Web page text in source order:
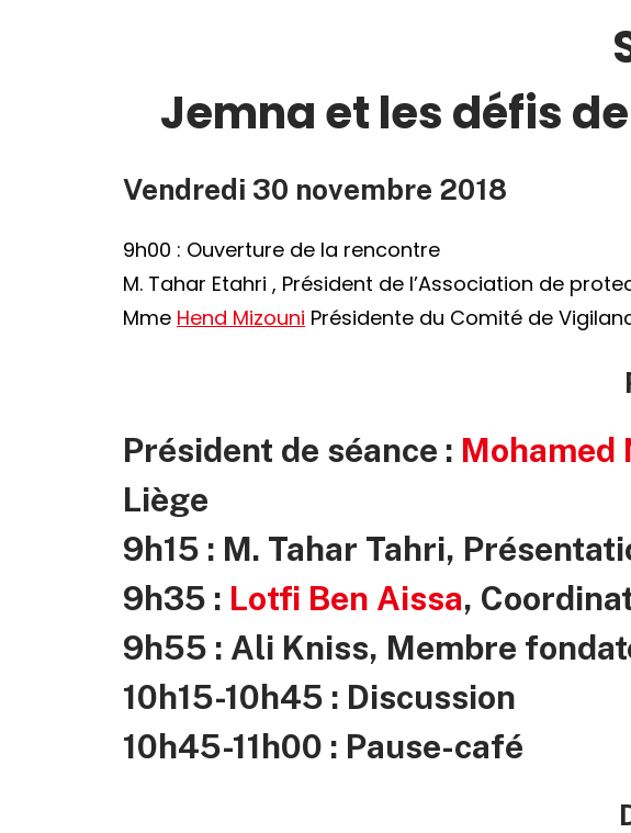
Jemna et les défis
Vendredi 30 novembre 2018
9h00 : Ouverture de la rencontre
M. Tahar Etahri , Président de l’Association de
Mme Hend Mizouni Présidente du Comité de
Président de séance : Mohamed
Liège
9h15 : M. Tahar Tahri,
9h35 : Lotfi Ben Aissa,
9h55 : Ali Kniss, Membre
10h15-10h45 : Discussion
10h45-11h00 : Pause-café